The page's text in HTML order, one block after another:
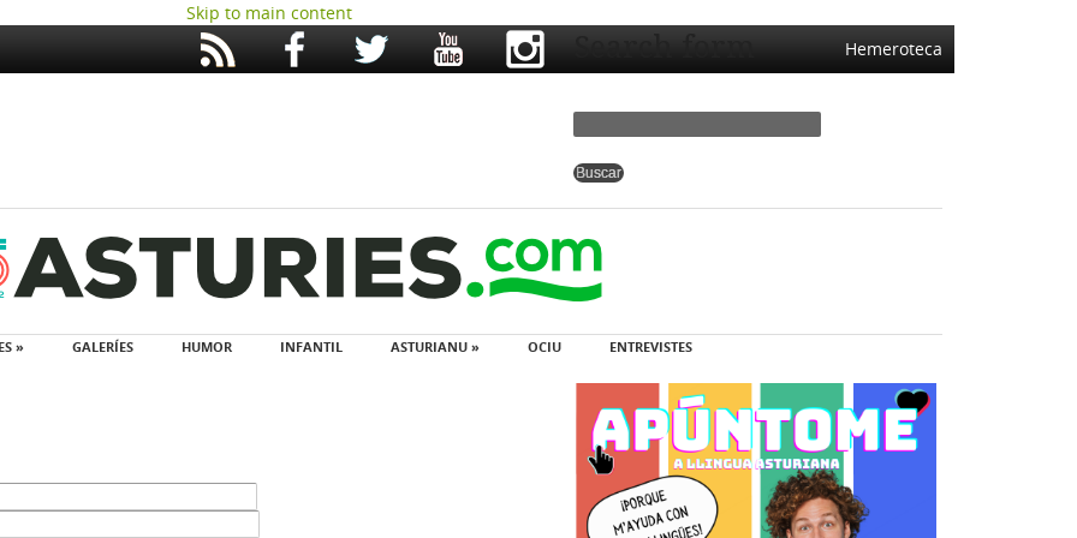
Skip to main content
Hemeroteca
Search form
» GALERÍES HUMOR INFANTIL ASTURIANU » OCIU ENTREVISTES